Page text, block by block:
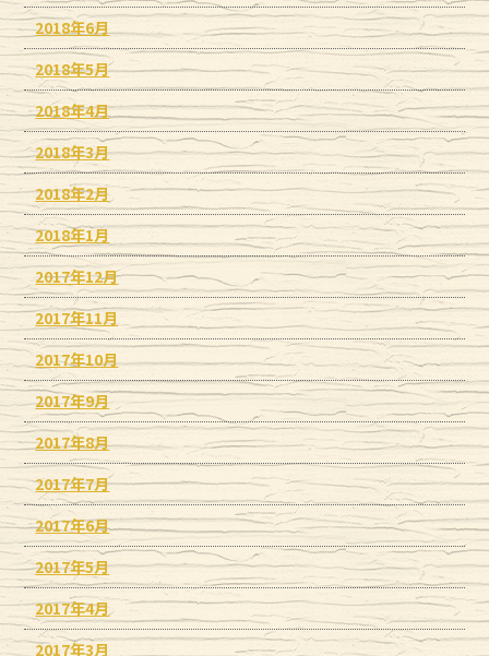
2018年6月
2018年5月
2018年4月
2018年3月
2018年2月
2018年1月
2017年12月
2017年11月
2017年10月
2017年9月
2017年8月
2017年7月
2017年6月
2017年5月
2017年4月
2017年3月